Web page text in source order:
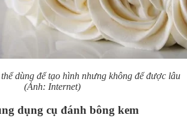
dùng để tạo hình nhưng không để được lâu
(Ảnh: Internet)
dụng cụ đánh bông kem